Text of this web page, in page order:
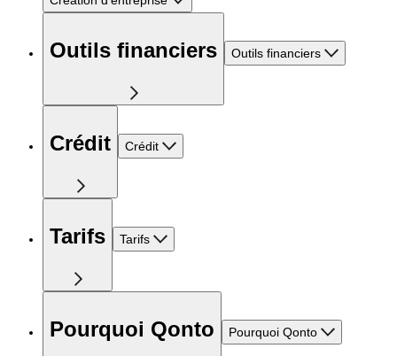
Outils financiers Outils financiers
Crédit Crédit
Tarifs Tarifs
Pourquoi Qonto Pourquoi Qonto